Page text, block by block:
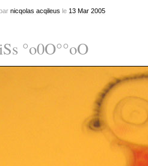
nicqolas acqileus le 13 Mar 2005
°o0O°°oO